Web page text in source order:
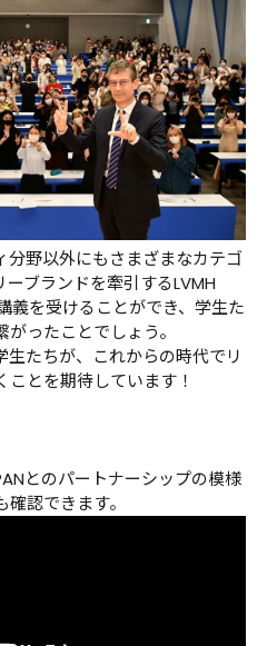
分野以外にもさまざまなカテゴ
ブランドを牽引するLVMH
義を受けることができ、学生た
ったことでしょう。
たちが、これからの時代でリ
とを期待しています！
とのパートナーシップの模様
認できます。